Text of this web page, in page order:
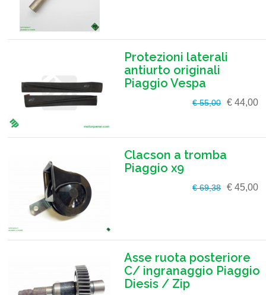
Protezioni laterali
antiurto originali
Piaggio Vespa
€ 55,00 € 44,00
Clacson a tromba
Piaggio x9
€ 69,38 € 45,00
Asse ruota posteriore
C/ ingranaggio Piaggio
Diesis / Zip